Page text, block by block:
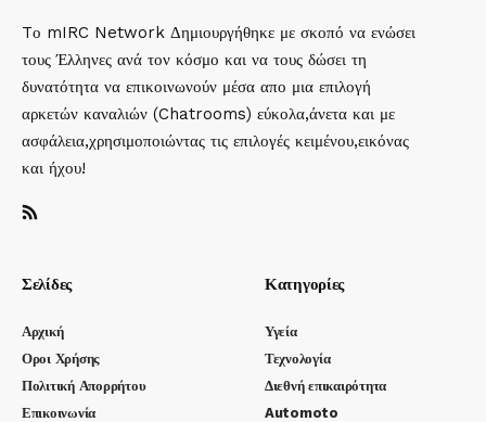
Tο mIRC Network Δημιουργήθηκε με σκοπό να ενώσει
τους Έλληνες ανά τον κόσμο και να τους δώσει τη
δυνατότητα να επικοινωνούν μέσα απο μια επιλογή
αρκετών καναλιών (Chatrooms) εύκολα,άνετα και με
ασφάλεια,χρησιμοποιώντας τις επιλογές κειμένου,εικόνας
και ήχου!
Σελίδες
Αρχική
Οροι Χρήσης
Πολιτική Απορρήτου
Επικοινωνία
Κατηγορίες
Υγεία
Τεχνολογία
Διεθνή επικαιρότητα
Automoto